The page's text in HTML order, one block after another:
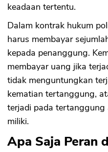
keadaan tertentu.
Dalam kontrak hukum
harus membayar
kepada penanggung.
membayar uang jika
tidak menguntungkan
kematian tertanggung,
terjadi pada tertanggung
miliki.
Apa Saja Peran